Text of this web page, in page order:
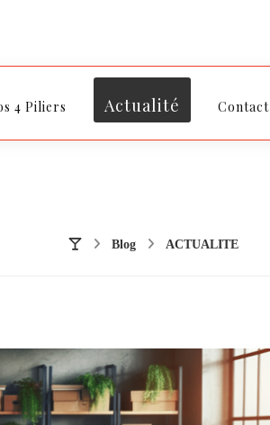
4 Piliers Actualité Contact
Blog ACTUALITE